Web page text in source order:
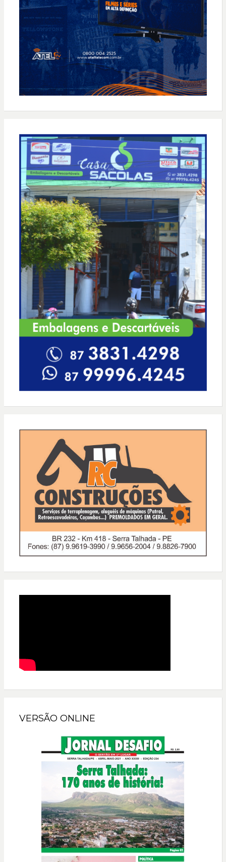
VERSÃO ONLINE